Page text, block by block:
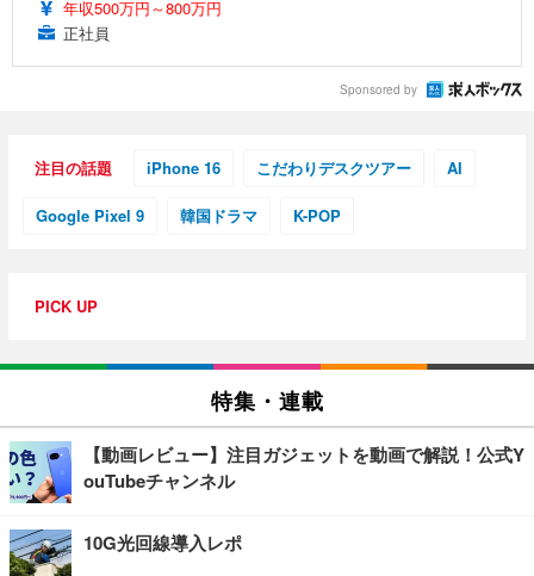
年収500万円～800万円
正社員
Sponsored by
注目の話題 iPhone 16 こだわりデスクツアー AI
Google Pixel 9 韓国ドラマ K-POP
PICK UP
特集・連載
【動画レビュー】注目ガジェットを動画で解説！公式Y
ouTubeチャンネル
10G光回線導入レポ